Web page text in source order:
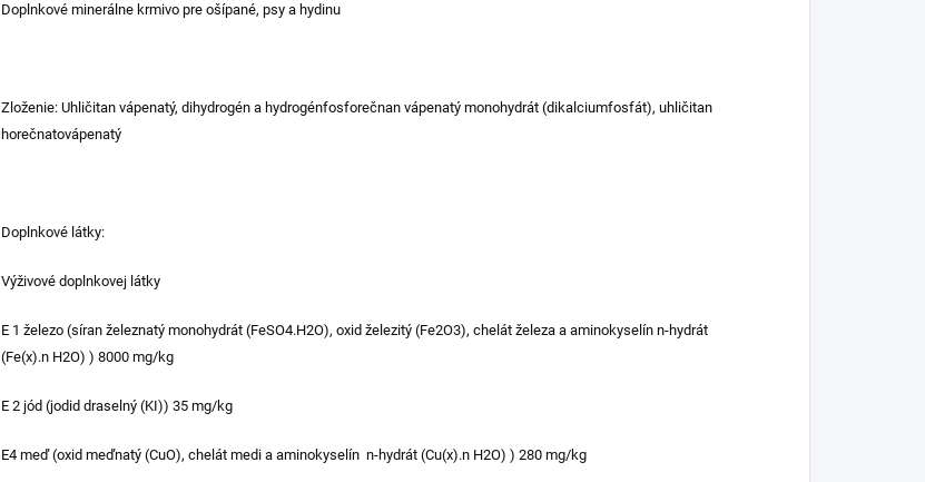
Doplnkové minerálne krmivo pre ošípané, psy a hydinu
Zloženie: Uhličitan vápenatý, dihydrogén a hydrogénfosforečnan vápenatý monohydrát (dikalciumfosfát), uhličitan
horečnatovápenatý
Doplnkové látky:
Výživové doplnkovej látky
E 1 železo (síran železnatý monohydrát (FeSO4.H2O), oxid železitý (Fe2O3), chelát železa a aminokyselín n-hydrát
(Fe(x).n H2O) ) 8000 mg/kg
E 2 jód (jodid draselný (KI)) 35 mg/kg
E4 meď (oxid meďnatý (CuO), chelát medi a aminokyselín n-hydrát (Cu(x).n H2O) ) 280 mg/kg